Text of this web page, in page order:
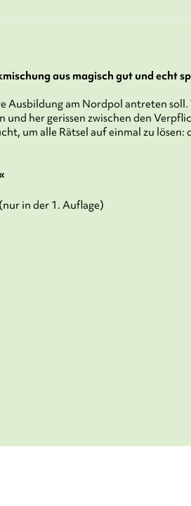
aus magisch gut und echt
am Nordpol antreten
her gerissen zwischen den
um alle Rätsel auf einmal zu
in der 1. Auflage)